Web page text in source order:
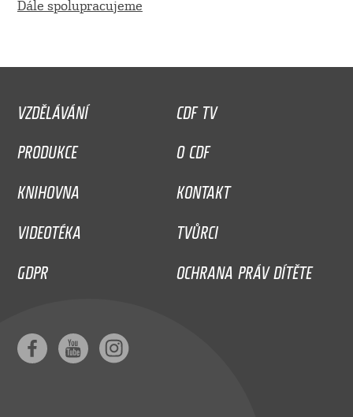
Dále spolupracujeme
VZDĚLÁVÁNÍ
CDF TV
PRODUKCE
O CDF
KNIHOVNA
KONTAKT
VIDEOTÉKA
TVŮRCI
GDPR
OCHRANA PRÁV DÍTĚTE